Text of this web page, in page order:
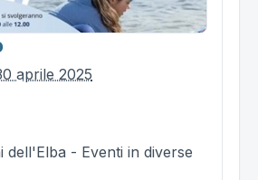
aprile 2025
dell'Elba - Eventi in diverse